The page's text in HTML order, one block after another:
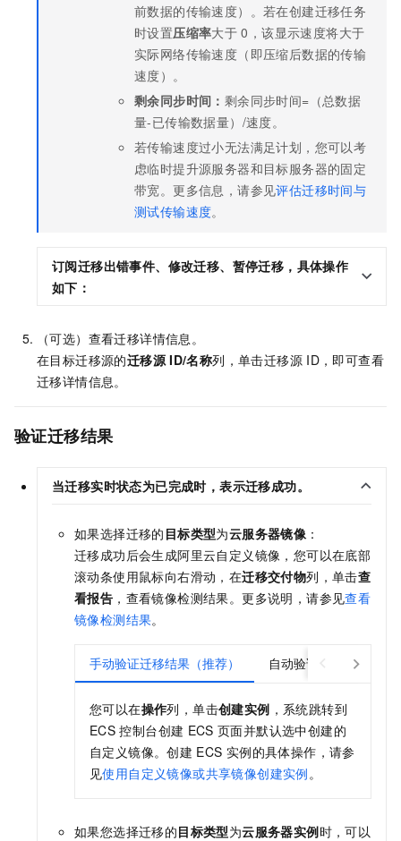
前数据的传输速度）。若在创建迁移任务
时设置压缩率大于 0，该显示速度将大于
实际网络传输速度（即压缩后数据的传输
速度）。
剩余同步时间： 剩余同步时间=（总数据
量-已传输数据量）/速度。
若传输速度过小无法满足计划，您可以考
虑临时提升源服务器和目标服务器的固定
带宽。更多信息，请参见评估迁移时间与
测试传输速度。
订阅迁移出错事件、修改迁移、暂停迁移，具体操作
如下：
（可选）查看迁移详情信息。
在目标迁移源的迁移源 ID/名称列，单击迁移源 ID，即可查看
迁移详情信息。
验证迁移结果
当迁移实时状态为已完成时，表示迁移成功。
如果选择迁移的 目标类型为云服务器镜像 ：
迁移成功后会生成阿里云自定义镜像，您可以在底部
滚动条使用鼠标向右滑动，在迁移交付物列，单击查
看报告 ，查看镜像检测结果。更多说明，请参见查看
镜像检测结果。
手动验证迁移结果（推荐） 自动验证迁移结果
您可以在操作列，单击创建实例 ，系统跳转到
ECS 控制台创建 ECS 页面并默认选中创建的
自定义镜像。创建 ECS 实例的具体操作，请参
见使用自定义镜像或共享镜像创建实例 。
如果您选择迁移的目标类型为云服务器实例时，可以